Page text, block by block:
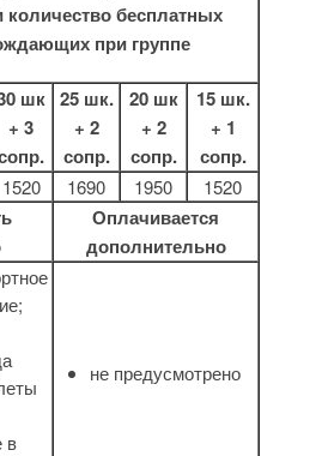
количество бесплатных
при группе
шк
+ 3
25 шк.
+ 2
сопр.
20 шк
+ 2
сопр.
15 шк.
+ 1
сопр.
1520 1690 1950 1520
Оплачивается
дополнительно
в
не предусмотрено